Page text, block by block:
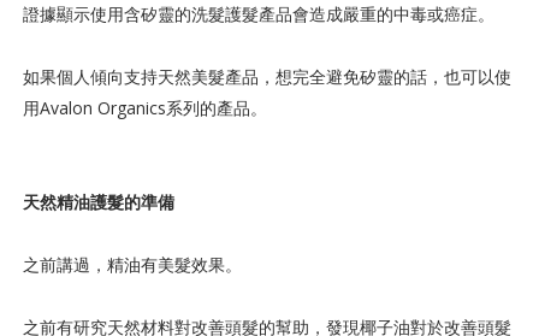
證據顯示使用含矽靈的洗髮護髮產品會造成嚴重的中毒或癌症。
如果個人傾向支持天然美髮產品，想完全避免矽靈的話，也可以使
用Avalon Organics系列的產品。
天然精油護髮的準備
之前講過，精油有美髮效果。
之前有研究天然材料對改善頭髮的幫助，發現椰子油對於改善頭髮